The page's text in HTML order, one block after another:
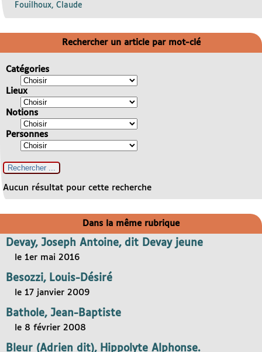
Fouilhoux, Claude
Rechercher un article par mot-clé
Catégories
Lieux
Notions
Personnes
Aucun résultat pour cette recherche
Dans la même rubrique
Devay, Joseph Antoine, dit Devay jeune
le 1er mai 2016
Besozzi, Louis-Désiré
le 17 janvier 2009
Bathole, Jean-Baptiste
le 8 février 2008
Bleur (Adrien dit), Hippolyte Alphonse.